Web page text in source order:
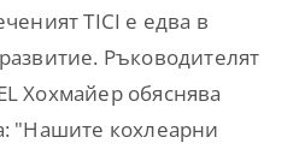
TICI е едва в
Ръководителят
Хохмайер обяснява
"Нашите кохлеарни